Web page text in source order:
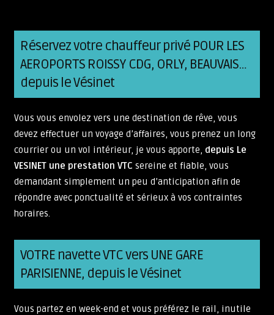
Réservez votre chauffeur privé POUR LES
AEROPORTS ROISSY CDG, ORLY, BEAUVAIS…
depuis le Vésinet
Vous vous envolez vers une destination de rêve, vous
devez effectuer un voyage d’affaires, vous prenez un long
courrier ou un vol intérieur, je vous apporte, depuis Le
VESINET une prestation VTC sereine et fiable, vous
demandant simplement un peu d’anticipation afin de
répondre avec ponctualité et sérieux à vos contraintes
horaires.
VOTRE navette VTC vers UNE GARE
PARISIENNE, depuis le Vésinet
Vous partez en week-end et vous préférez le rail, inutile